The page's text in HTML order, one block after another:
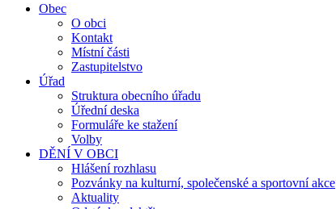
Obec
O obci
Kontakt
Místní části
Zastupitelstvo
Úřad
Struktura obecního úřadu
Úřední deska
Formuláře ke stažení
Volby
DĚNÍ V OBCI
Hlášení rozhlasu
Pozvánky na kulturní, společenské a sportovní akce
Aktuality